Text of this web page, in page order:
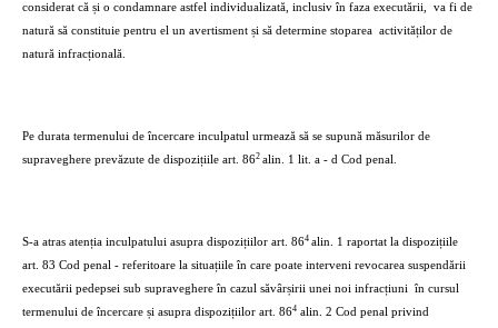
considerat că și o condamnare astfel individualizată, inclusiv în faza executării,
va fi de
natură să constituie pentru el un avertisment și să determine stoparea activităților de
natură infracțională.
Pe durata termenului de încercare inculpatul urmează să se supună măsurilor de
supraveghere prevăzute de dispozițiile art. 862 alin. 1 lit. a - d Cod penal.
S-a atras atenția inculpatului asupra dispozițiilor art. 864 alin. 1 raportat la dispozițiile
art. 83 Cod penal - referitoare la situațiile în care poate interveni revocarea suspendării
executării pedepsei sub supraveghere în cazul săvârșirii unei noi infracțiuni
în cursul
termenului de încercare și asupra dispozițiilor art. 864 alin. 2 Cod penal privind